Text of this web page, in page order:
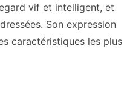
vif et intelligent, et
Son expression
caractéristiques les plus